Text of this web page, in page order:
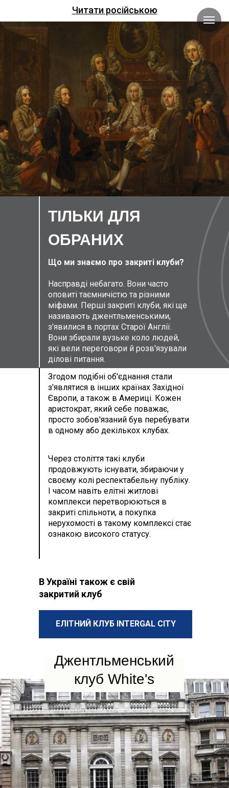
ТІЛЬКИ ДЛЯ
ОБРАНИХ
Згодом подібні об'єднання стали
з'являтися в інших країнах Західної
Європи, а також в Америці. Кожен
аристократ, який себе поважає,
просто зобов'язаний був перебувати
в одному або декількох клубах.
Через століття такі клуби
продовжують існувати, збираючи у
своєму колі респектабельну публіку.
І часом навіть елітні житлові
комплекси перетворюються в
закриті спільноти, а покупка
нерухомості в такому комплексі стає
ознакою високого статусу.
Що ми знаємо про закриті клуби?
Насправді небагато. Вони часто
оповиті таємничістю та різними
міфами. Перші закриті клуби, які ще
називають джентльменськими,
з'явилися в портах Старої Англії.
Вони збирали вузьке коло людей,
які вели переговори й розв'язували
ділові питання.
В Україні також є свій
закритий клуб
ЕЛІТНИЙ КЛУБ INTERGAL CITY
Читати російською
Джентльменський
клуб White's